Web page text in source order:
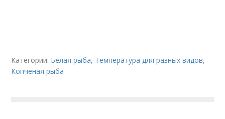
Категории: Белая рыба, Температура для разных видов,
Копченая рыба